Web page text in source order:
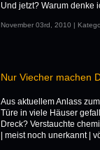
Und jetzt? Warum denke
November 03rd, 2010 |
Nur Viecher machen
Aus aktuellem Anlass
Türe in viele Häuser
Dreck? Verstauchte
| meist noch unerkannt |